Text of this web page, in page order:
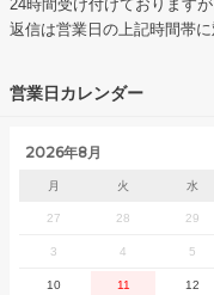
24時間受け付けておりますが
返信は営業日の上記時間帯に
営業日カレンダー
2026年8月
月 火 水
27 28 29
3 4 5
10 11 12